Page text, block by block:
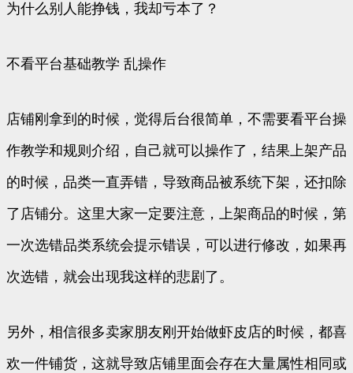
为什么别人能挣钱，我却亏本了？
不看平台基础教学 乱操作
店铺刚拿到的时候，觉得后台很简单，不需要看平台操
作教学和规则介绍，自己就可以操作了，结果上架产品
的时候，品类一直弄错，导致商品被系统下架，还扣除
了店铺分。这里大家一定要注意，上架商品的时候，第
一次选错品类系统会提示错误，可以进行修改，如果再
次选错，就会出现我这样的悲剧了。
另外，相信很多卖家朋友刚开始做虾皮店的时候，都喜
欢一件铺货，这就导致店铺里面会存在大量属性相同或